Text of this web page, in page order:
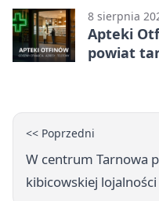
8 sierpnia
Apteki
powiat
<< Poprzedni
W centrum Tarnowa
kibicowskiej lojalności